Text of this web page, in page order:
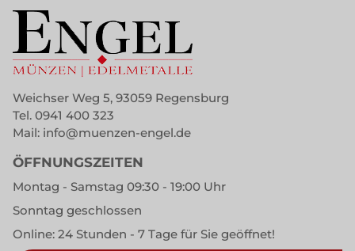
Weichser Weg 5, 93059 Regensburg
Tel. 0941 400 323
Mail: info@muenzen-engel.de
ÖFFNUNGSZEITEN
Montag - Samstag 09:30 - 19:00 Uhr
Sonntag geschlossen
Online: 24 Stunden - 7 Tage für Sie geöffnet!